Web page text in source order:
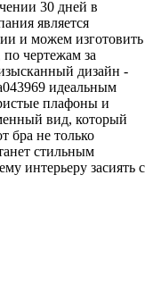
30 дней в
является
и можем изготовить
чертежам за
дизайн -
идеальным
плафоны и
вид, который
бра не только
стильным
интерьеру засиять с